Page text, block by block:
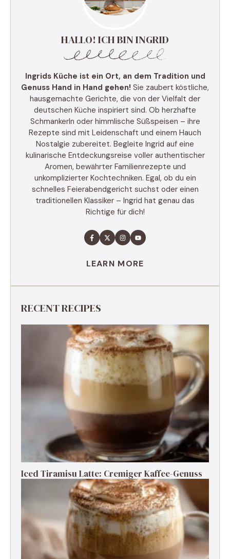
HALLO! ICH BIN INGRID
Ingrids Küche ist ein Ort, an dem Tradition und
Genuss Hand in Hand gehen! Sie zaubert köstliche,
hausgemachte Gerichte, die von der Vielfalt der
deutschen Küche inspiriert sind. Ob herzhafte
Schmankerln oder himmlische Süßspeisen – ihre
Rezepte sind mit Leidenschaft und einem Hauch
Nostalgie zubereitet. Begleite Ingrid auf eine
kulinarische Entdeckungsreise voller authentischer
Aromen, bewährter Familienrezepte und
unkomplizierter Kochtechniken. Egal, ob du ein
schnelles Feierabendgericht suchst oder einen
traditionellen Klassiker – Ingrid hat genau das
Richtige für dich!
LEARN MORE
RECENT RECIPES
Iced Tiramisu Latte: Cremiger Kaffee-Genuss